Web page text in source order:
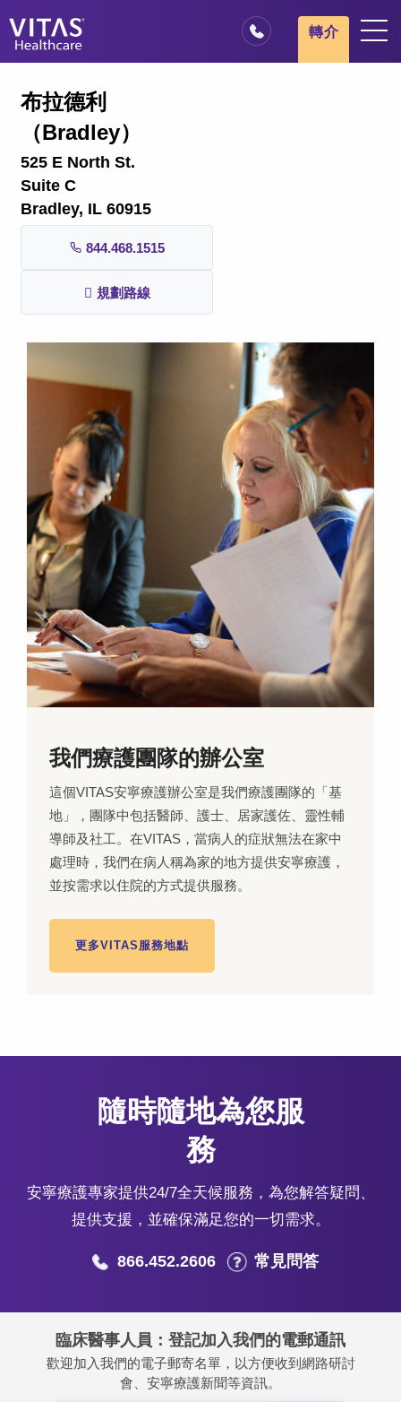
我們的服務
家庭與照顧者
轉介
布拉德利
（Bradley）
525 E North St.
Suite C
Bradley, IL 60915
844.468.1515
規劃路線
我們療護團隊的辦公室
這個VITAS安寧療護辦公室是我們療護團隊的「基
地」，團隊中包括醫師、護士、居家護佐、靈性輔
導師及社工。在VITAS，當病人的症狀無法在家中
處理時，我們在病人稱為家的地方提供安寧療護，
並按需求以住院的方式提供服務。
更多VITAS服務地點
隨時隨地為您服
務
安寧療護專家提供24/7全天候服務，為您解答疑問、
提供支援，並確保滿足您的一切需求。
866.452.2606 常見問答
臨床醫事人員：登記加入我們的電郵通訊
歡迎加入我們的電子郵寄名單，以方便收到網路研討
會、安寧療護新聞等資訊。